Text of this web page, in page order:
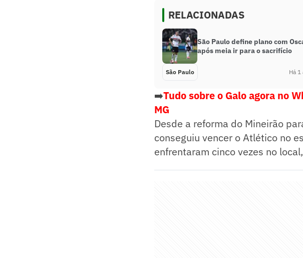
RELACIONADAS
São Paulo define plano com
após meia ir para o sacrifício
São Paulo Há 1
➡️Tudo sobre o Galo agora no
MG
Desde a reforma do Mineirão
conseguiu vencer o Atlético no
enfrentaram cinco vezes no